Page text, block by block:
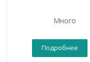
Много
Подробнее